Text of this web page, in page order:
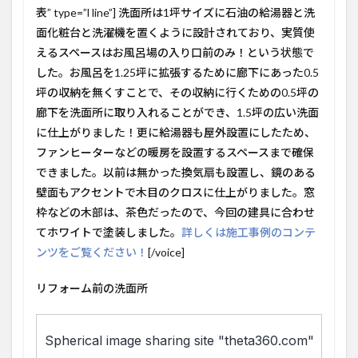
表” type=”l line”] 洗面所は1坪サイズに石油の給湯器と洗
面化粧台と洗濯機を置くように設計されており、実質使
えるスペースはお風呂場の入り口前のみ！という状態で
した。お風呂を1.25坪に拡張するために廊下にあった0.5
坪の収納を無くすことで、その収納に行くための0.5坪の
廊下を洗面所に取り入れることができ、1.5坪の広い洗面
に仕上がりました！更に給湯器も屋外設置にしたため、
ファンヒーターなどの暖房を設置するスペースまで確保
できました。以前は無かった換気扇も設置し、鏡のある
壁面もアクセントで木目のクロスに仕上がりました。窓
枠などの木部は、茶色だったので、今回の建具に合わせ
てホワイトで塗装しました。 詳しくは施工事例のコンテ
ンツをご覧ください！ [/voice]
リフォーム前の洗面所